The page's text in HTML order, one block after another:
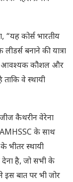
“यह कोर्स भारतीय
बनाने की यात्रा
आवश्यक कौशल और
ताकि वे स्थायी
कैथरीन वेरेना
के साथ
भीतर स्थायी
देना है, जो सभी के
इस बात पर भी जोर